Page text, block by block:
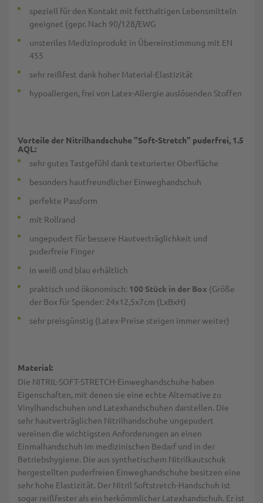
speziell für den Kontakt mit fetthaltigen Lebensmitteln
geeignet (gepr. Nach 90/128/EWG
unsteriles Medizinprodukt in Übereinstimmung mit EN
455
sehr reißfest dank hoher Material-Elastizität
hypoallergen, frei von Latex-Allergie auslösenden Stoffen
Vorteile der Nitrilhandschuhe "Soft-Stretch" puderfrei, 1.5
AQL:
sehr gutes Tastgefühl dank texturierter Oberfläche
besonders hautfreundlicher Einweghandschuh
perfekte Passform
mit Rollrand
ungepudert für bessere Hautverträglichkeit und
puderfreie Finger
in weiß und blau erhältlich
praktisch und ökonomisch: 100 Stück in der Box (Größe
der Box für Spender: 24x12,5x7cm (LxBxH)
sehr preisgünstig (Latex-Preise steigen immer weiter)
Material:
Die NITRIL-SOFT-STRETCH-Einweghandschuhe haben
Eigenschaften, mit denen sie eine echte Alternative zu
Vinylhandschuhen und Latexhandschuhen darstellen. Die
sehr hautverträglichen Nitrilhandschuhe ungepudert
vereinen die wichtigsten Anforderungen an einen
Einmalhandschuh im medizinischen Bedarf und in der
Betriebshygiene. Die aus synthetischem Nitrilkautschuk
hergestellten puderfreien Einweghandschuhe besitzen eine
sehr hohe Elastizität. Der Nitril Softstretch-Handschuh ist
sogar reißfester als ein herkömmlicher Latexhandschuh. Er ist